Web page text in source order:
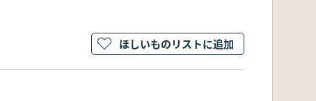
ほしいものリストに追加